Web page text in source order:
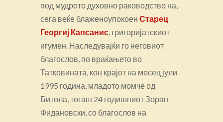
под мудрото духовно раководство на,
сега веќе блаженоупокоен Старец
Георгиј Капсанис, григоријатскиот
игумен. Наследувајќи го неговиот
благослов, по враќањето во
Татковината, кон крајот на месец јули
1995 година, младото момче од
Битола, тогаш 24 годишниот Зоран
Фидановски, со благослов на